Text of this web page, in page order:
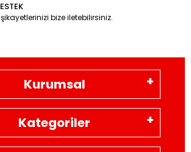
bize iletebilirsiniz.
Kurumsal
Kategoriler